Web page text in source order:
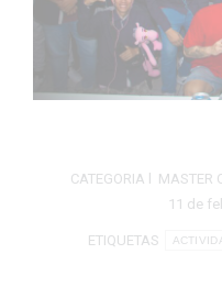
CATEGORIA l MASTER
11 de
ETIQUETAS